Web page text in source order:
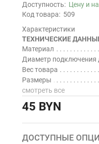
Доступность: Цену и
Код товара: 509
Характеристики
ТЕХНИЧЕСКИЕ
Материал
Диаметр подключения
Вес товара
Размеры
смотреть все
45 BYN
ДОСТУПНЫЕ